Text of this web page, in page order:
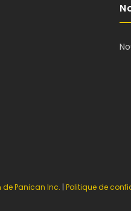
de Panican Inc. | Politique de